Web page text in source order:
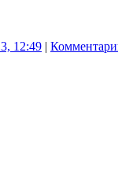
12:49 |